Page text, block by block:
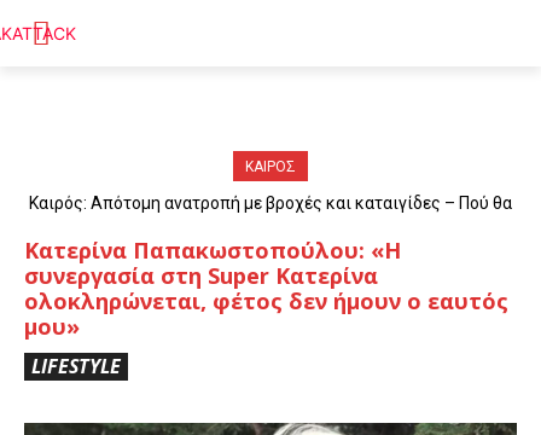
ΚΑΙΡΟΣ
Καιρός: Απότομη ανατροπή με βροχές και καταιγίδες – Πού θα
Κατερίνα Παπακωστοπούλου: «Η
συνεργασία στη Super Κατερίνα
ολοκληρώνεται, φέτος δεν ήμουν ο εαυτός
μου»
LIFESTYLE